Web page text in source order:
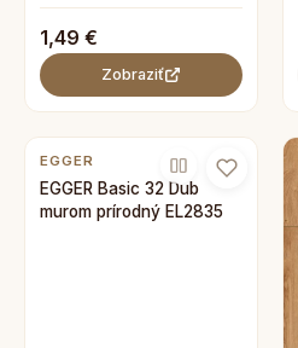
1,49 €
Zobraziť
EGGER
EGGER Basic 32 Dub
murom prírodný EL2835